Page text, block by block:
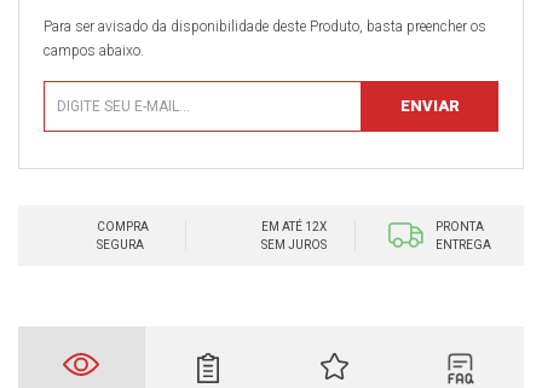
Para ser avisado da disponibilidade deste Produto, basta preencher os
campos abaixo.
COMPRA
SEGURA
EM ATÉ 12X
SEM JUROS
PRONTA
ENTREGA